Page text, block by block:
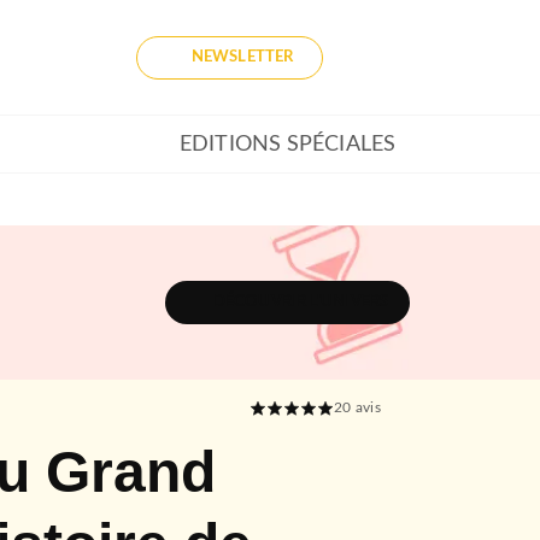
NEWSLETTER
EDITIONS SPÉCIALES
20 avis
Grand